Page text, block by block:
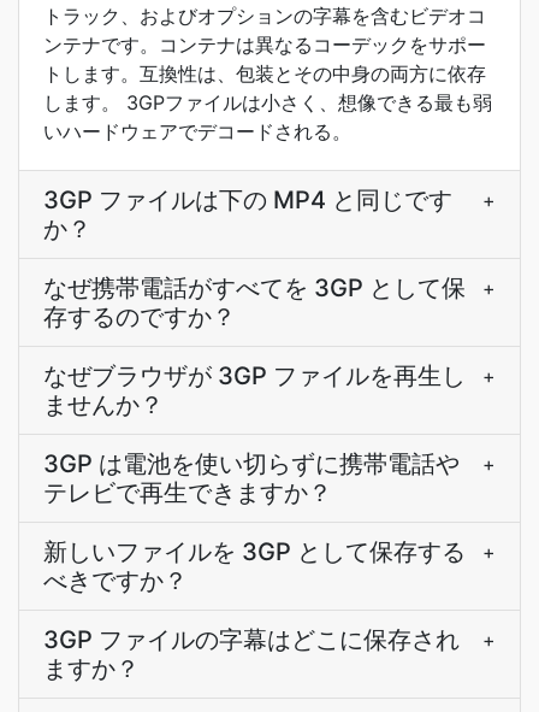
トラック、およびオプションの字幕を含むビデオコ
ンテナです。コンテナは異なるコーデックをサポー
トします。互換性は、包装とその中身の両方に依存
します。 3GPファイルは小さく、想像できる最も弱
いハードウェアでデコードされる。
3GP ファイルは下の MP4 と同じです
か？
+
なぜ携帯電話がすべてを 3GP として保
存するのですか？
+
なぜブラウザが 3GP ファイルを再生し
ませんか？
+
3GP は電池を使い切らずに携帯電話や
テレビで再生できますか？
+
新しいファイルを 3GP として保存する
べきですか？
+
3GP ファイルの字幕はどこに保存され
ますか？
+